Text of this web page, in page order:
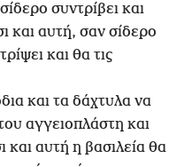
συντρίβει και
και αυτή, σαν σίδερο
και θα τις
και τα δάχτυλα να
αγγειοπλάστη και
και αυτή η βασιλεία θα